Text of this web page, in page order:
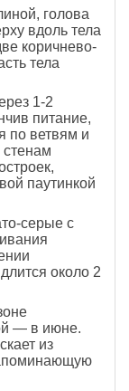
голова
вдоль тела
ко­ричнево-
тела
1-2
питание,
по ветвям и
пау­тинкой
серые с
около 2
— в июне.
из